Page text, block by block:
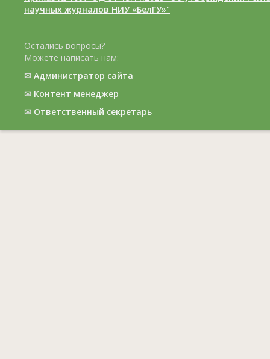
научных журналов НИУ «БелГУ»"
Остались вопросы?
Можете написать нам:
✉ Администратор сайта
✉ Контент менеджер
✉ Ответственный cекретарь